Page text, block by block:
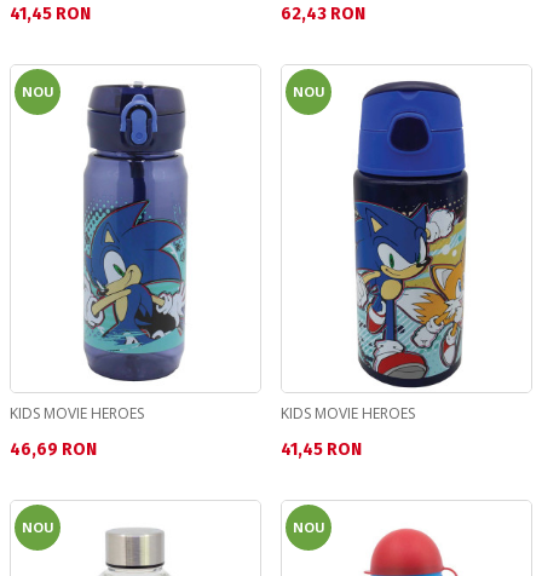
Текуща цена:
41,45 RON
Текуща цена:
62,43 RON
NOU
KIDS MOVIE HEROES
Текуща цена:
46,69 RON
NOU
KIDS MOVIE HEROES
Текуща цена:
41,45 RON
NOU NOU